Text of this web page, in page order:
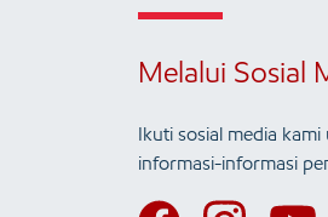
Melalui Sosial
Ikuti sosial media
informasi-informasi